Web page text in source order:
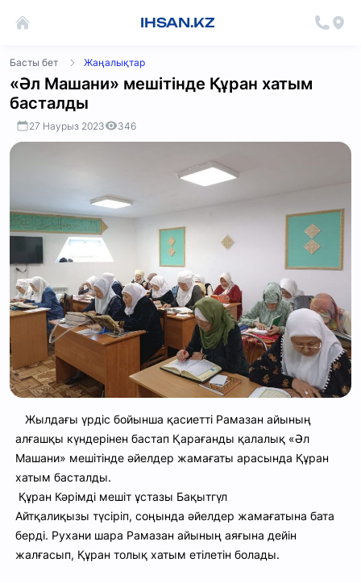
IHSAN.KZ
Басты бет Жаңалықтар
«Әл Машани» мешітінде Құран хатым
басталды
27 Наурыз 2023 346
Жылдағы үрдіс бойынша қасиетті Рамазан айының
алғашқы күндерінен бастап Қарағанды қалалық «Әл
Машани» мешітінде әйелдер жамағаты арасында Құран
хатым басталды.
Құран Кәрімді мешіт ұстазы Бақытгүл
Айтқалиқызы түсіріп, соңында әйелдер жамағатына бата
берді. Рухани шара Рамазан айының аяғына дейін
жалғасып, Құран толық хатым етілетін болады.